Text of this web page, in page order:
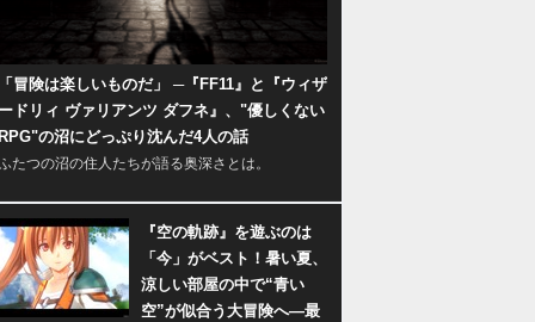
冒険は楽しいものだ」 ─『FF11』と『ウィザ
ドリィ ヴァリアンツ ダフネ』、"優しくない
の沼にどっぷり沈んだ4人の話
たつの沼の住人たちが語る奥深さとは。
『空の軌跡』を遊ぶのは
「今」がベスト！暑い夏、
涼しい部屋の中で“青い
空”が似合う大冒険へ―最